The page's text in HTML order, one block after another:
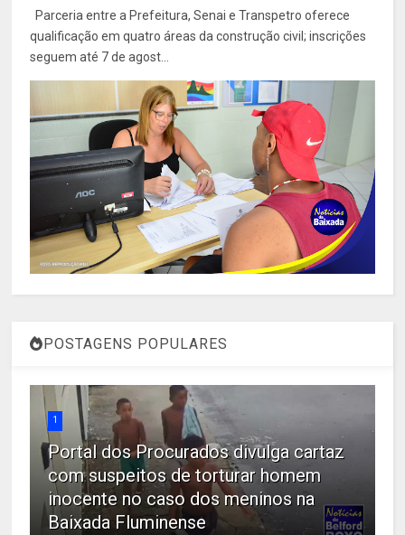
Parceria entre a Prefeitura, Senai e Transpetro oferece
qualificação em quatro áreas da construção civil; inscrições
seguem até 7 de agost...
POSTAGENS POPULARES
1
Portal dos Procurados divulga cartaz
com suspeitos de torturar homem
inocente no caso dos meninos na
Baixada Fluminense